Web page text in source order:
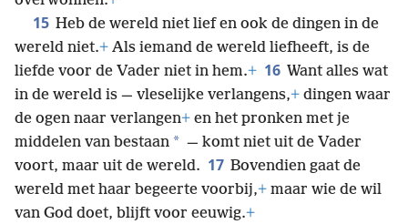
15 Heb de wereld niet lief en ook de dingen in de
wereld niet.+ Als iemand de wereld liefheeft, is de
liefde voor de Vader niet in hem.+ 16 Want alles wat
in de wereld is — vleselijke verlangens,+ dingen waar
de ogen naar verlangen+ en het pronken met je
middelen van bestaan * — komt niet uit de Vader
voort, maar uit de wereld. 17 Bovendien gaat de
wereld met haar begeerte voorbij,+ maar wie de wil
van God doet, blijft voor eeuwig.+